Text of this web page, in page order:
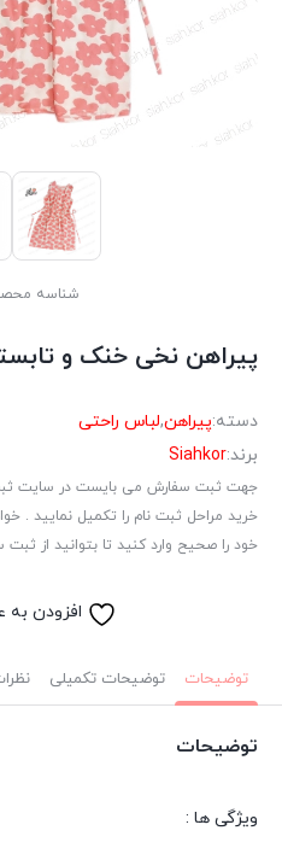
شناسه
پیراهن نخی خنک و
دسته:پیراهن,لباس راحتی
برند:Siahkor
جهت ثبت سفارش می بایست در سایت
خرید مراحل ثبت نام را تکمیل نمایید .
خود را صحیح وارد کنید تا بتوانید از
افزودن به
توضیحات توضیحات تکمیلی
توضیحات
ویژگی ها :